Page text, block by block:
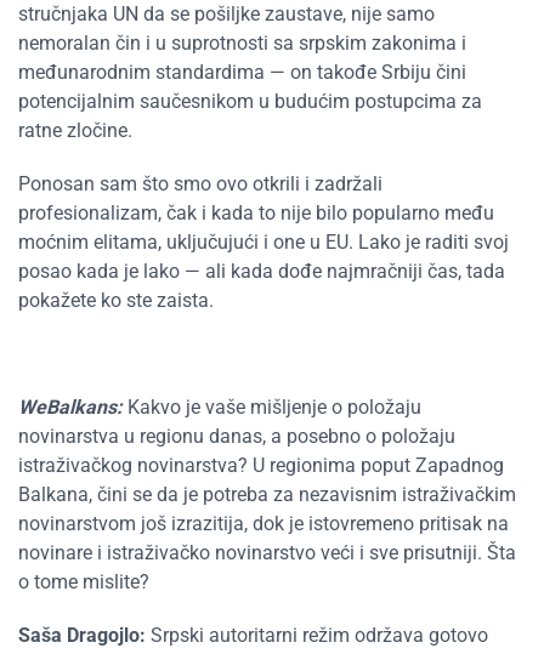
stručnjaka UN da se pošiljke zaustave, nije samo
nemoralan čin i u suprotnosti sa srpskim zakonima i
međunarodnim standardima — on takođe Srbiju čini
potencijalnim saučesnikom u budućim postupcima za
ratne zločine.
Ponosan sam što smo ovo otkrili i zadržali
profesionalizam, čak i kada to nije bilo popularno među
moćnim elitama, uključujući i one u EU. Lako je raditi svoj
posao kada je lako — ali kada dođe najmračniji čas, tada
pokažete ko ste zaista.
WeBalkans:Kakvo je vaše mišljenje o položaju
novinarstva u regionu danas, a posebno o položaju
istraživačkog novinarstva? U regionima poput Zapadnog
Balkana, čini se da je potreba za nezavisnim istraživačkim
novinarstvom još izrazitija, dok je istovremeno pritisak na
novinare i istraživačko novinarstvo veći i sve prisutniji. Šta
o tome mislite?
Saša Dragojlo: Srpski autoritarni režim održava gotovo